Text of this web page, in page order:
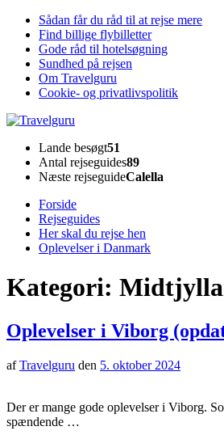
Sådan får du råd til at rejse mere
Find billige flybilletter
Gode råd til hotelsøgning
Sundhed på rejsen
Om Travelguru
Cookie- og privatlivspolitik
TravelguruLande besøgt51
Antal rejseguides89
Næste rejseguideCalella
Forside
Rejseguides
Her skal du rejse hen
Oplevelser i Danmark
Kategori:
Oplevelser i Viborg
afTravelguru den 5. oktober 2024
Der er mange gode oplevelser i Viborg.
spændende …